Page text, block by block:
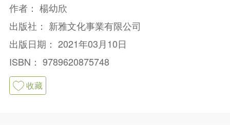
作者： 楊幼欣
出版社： 新雅文化事業有限公司
出版日期： 2021年03月10日
ISBN： 9789620875748
收藏